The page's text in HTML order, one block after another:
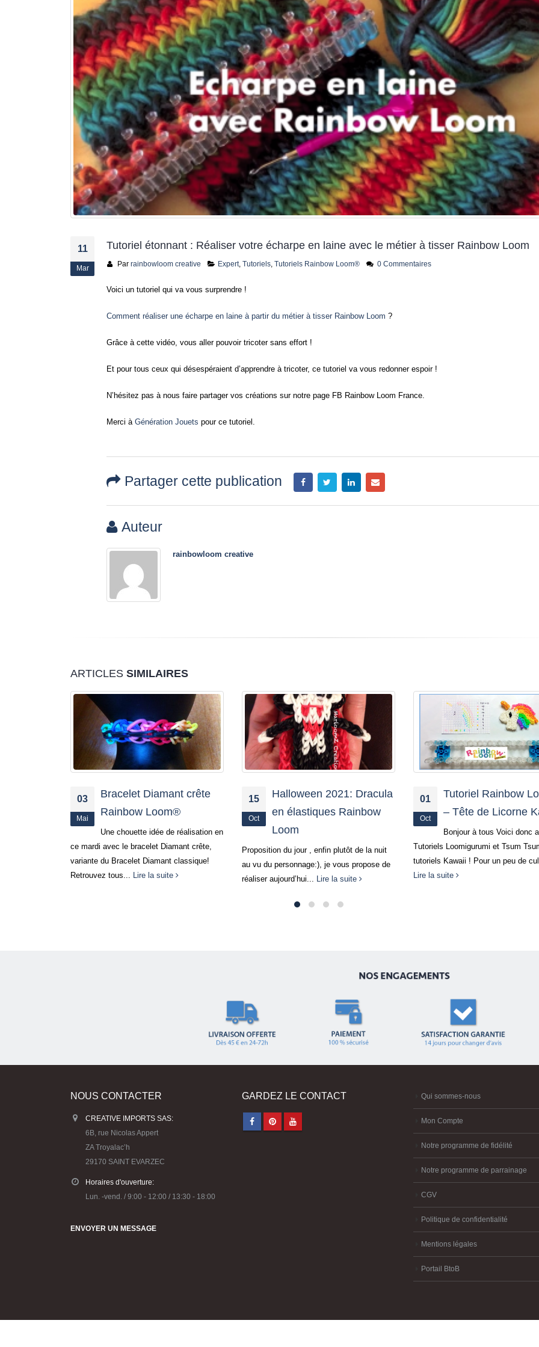
11
Mar
Tutoriel étonnant : Réaliser votre écharpe en laine avec le métier à tisser Rainbow Loom
Par rainbowloom creative Expert,Tutoriels ,Tutoriels Rainbow Loom® 0 Commentaires
Voici un tutoriel qui va vous surprendre !
Comment réaliser une écharpe en laine à partir du métier à tisser Rainbow Loom ?
Grâce à cette vidéo, vous aller pouvoir tricoter sans effort !
Et pour tous ceux qui désespéraient d’apprendre à tricoter, ce tutoriel va vous redonner espoir !
N’hésitez pas à nous faire partager vos créations sur notre page FB Rainbow Loom France.
Merci à Génération Jouets pour ce tutoriel.
Partager cette publication
Auteur
rainbowloom creative
ARTICLES SIMILAIRES
15
Oct
Halloween 2021: Dracula
en élastiques Rainbow
Loom
Proposition du jour , enfin plutôt de la nuit
au vu du personnage:), je vous propose de
réaliser aujourd’hui...Lire la suite
01
Oct
Tutoriel Rainbow Loom®
– Tête de Licorne Kawaii
Bonjour à tous Voici donc après les
Tutoriels Loomigurumi et Tsum Tsum, les
tutoriels Kawaii ! Pour un peu de culture...
Lire la suite
21
Oct
Tutoriel Rainbow
– la baguette
le marque-page
Bonjour à tous, ÇA Y EST : C’EST
VACANCES ! Découvrez
nouveau tutoriel de Jade qui
Nouveautés CARTONIC® : la
gamme des Trios
28 mai 2026
De ravissants carnets en papier
recyclé et rechargeables à offrir
ou à s’offrir !
27 mai 2026
-25% sur tout le site pour
préparer la fête des Mères
15 mai 2026
-20% jusqu’au 30 septembre
avec les French Days
23 septembre 2025
Quels sont les astuces
réussir la peinture au
de Royal Langnickel® ?
18 juillet 2021
Fermeture estivale
21 juillet 2026
Profitez des Soldes
juillet
24 juin 2026
jusqu’au 21 juillet
24 juin 2026
-25% sur tout le site pour
préparer la fête des
Mères
15 mai 2026